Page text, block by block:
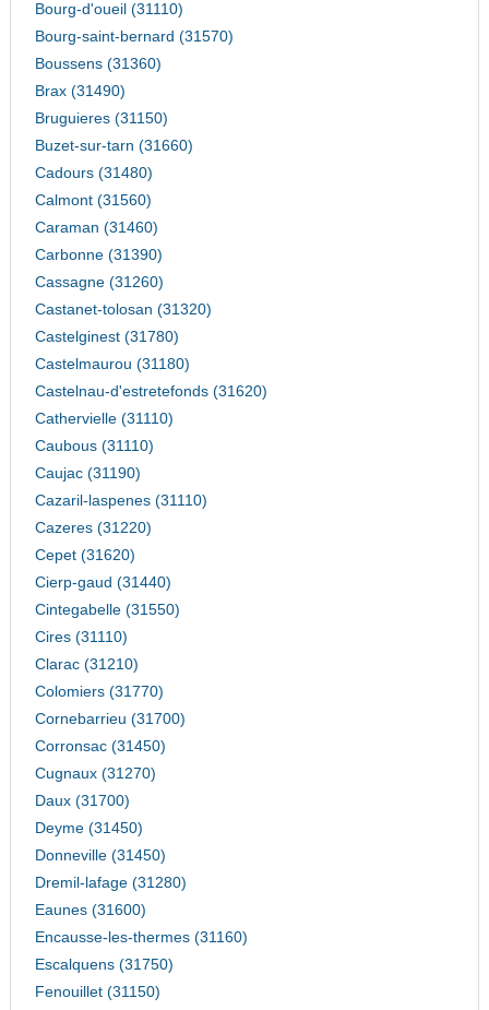
Bourg-d'oueil (31110)
Bourg-saint-bernard (31570)
Boussens (31360)
Brax (31490)
Bruguieres (31150)
Buzet-sur-tarn (31660)
Cadours (31480)
Calmont (31560)
Caraman (31460)
Carbonne (31390)
Cassagne (31260)
Castanet-tolosan (31320)
Castelginest (31780)
Castelmaurou (31180)
Castelnau-d'estretefonds (31620)
Cathervielle (31110)
Caubous (31110)
Caujac (31190)
Cazaril-laspenes (31110)
Cazeres (31220)
Cepet (31620)
Cierp-gaud (31440)
Cintegabelle (31550)
Cires (31110)
Clarac (31210)
Colomiers (31770)
Cornebarrieu (31700)
Corronsac (31450)
Cugnaux (31270)
Daux (31700)
Deyme (31450)
Donneville (31450)
Dremil-lafage (31280)
Eaunes (31600)
Encausse-les-thermes (31160)
Escalquens (31750)
Fenouillet (31150)